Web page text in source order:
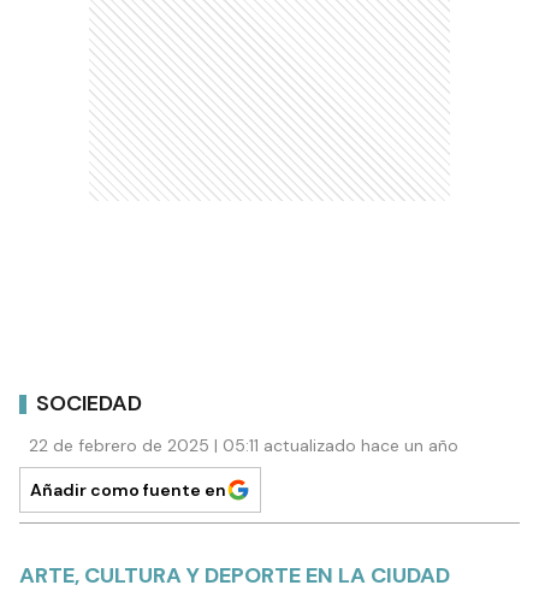
SOCIEDAD
22 de febrero de 2025 | 05:11 actualizado hace un año
Añadir como fuente en
ARTE, CULTURA Y DEPORTE EN LA CIUDAD